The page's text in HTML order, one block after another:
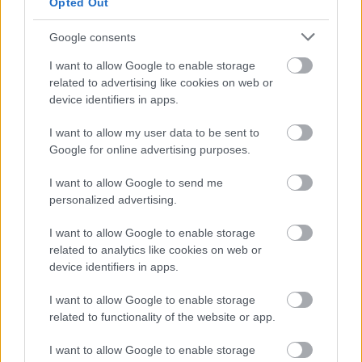
Google consents
I want to allow Google to enable storage
related to advertising like cookies on web or
device identifiers in apps.
I want to allow my user data to be sent to
Google for online advertising purposes.
I want to allow Google to send me
personalized advertising.
I want to allow Google to enable storage
related to analytics like cookies on web or
device identifiers in apps.
I want to allow Google to enable storage
related to functionality of the website or app.
I want to allow Google to enable storage
magyar box office: lefegyverzők
Takács Máté•2017. január 02.
Szenteste szombatot pécézte ki magának 2016-ban,
ebből kifolyólag az utolsó előtti hétvégén csak
félgőzzel folydogált a pénz a kasszákba a magyar
mozikban, mindazonáltal a komoly potenciállal
bírók, így a teljes év végét uraló Zsivány Egyes és a